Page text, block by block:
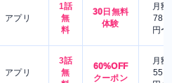
アプリ
1話
無
料
30日無料
体験
月額
780
円〜
アプリ
3話
無
60%OFF
クーポン
月額
550